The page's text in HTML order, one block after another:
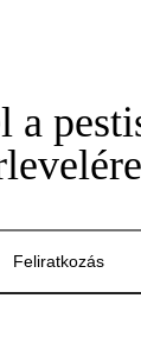
a
Feliratkozás